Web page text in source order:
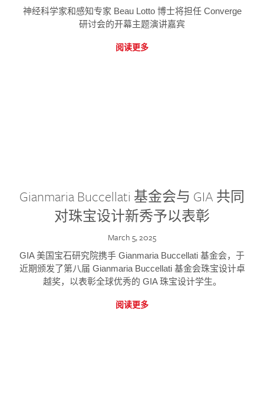
神经科学家和感知专家 Beau Lotto 博士将担任 Converge
研讨会的开幕主题演讲嘉宾
阅读更多
Gianmaria Buccellati 基金会与 GIA 共同
对珠宝设计新秀予以表彰
March 5, 2025
GIA 美国宝石研究院携手 Gianmaria Buccellati 基金会，于
近期颁发了第八届 Gianmaria Buccellati 基金会珠宝设计卓
越奖，以表彰全球优秀的 GIA 珠宝设计学生。
阅读更多